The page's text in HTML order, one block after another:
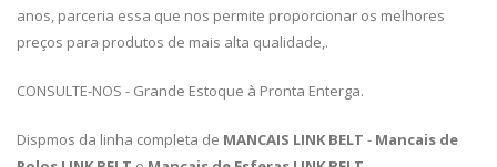
anos, parceria essa que nos permite proporcionar os melhores
preços para produtos de mais alta qualidade,.
CONSULTE-NOS - Grande Estoque à Pronta Enterga.
Dispmos da linha completa de MANCAIS LINK BELT - Mancais de